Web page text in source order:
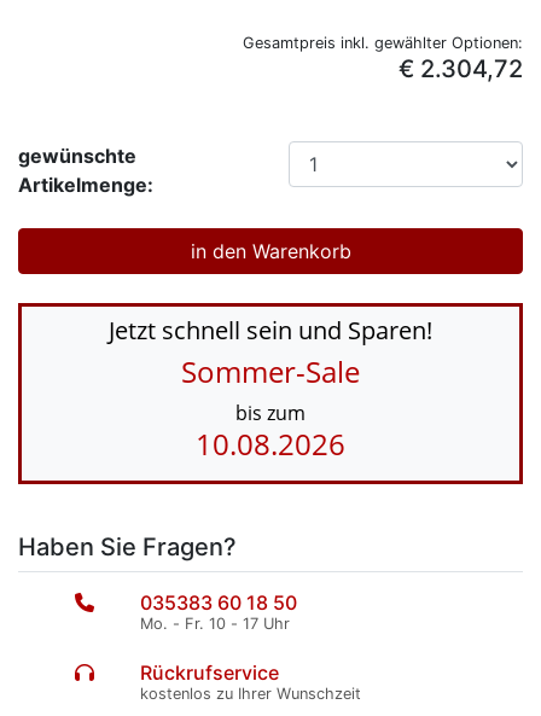
Gesamtpreis inkl. gewählter Optionen:
€ 2.304,72
gewünschte
Artikelmenge:
Jetzt schnell sein und Sparen!
Sommer-Sale
bis zum
10.08.2026
Haben Sie Fragen?
035383 60 18 50
Mo. - Fr. 10 - 17 Uhr
Rückrufservice
kostenlos zu Ihrer Wunschzeit